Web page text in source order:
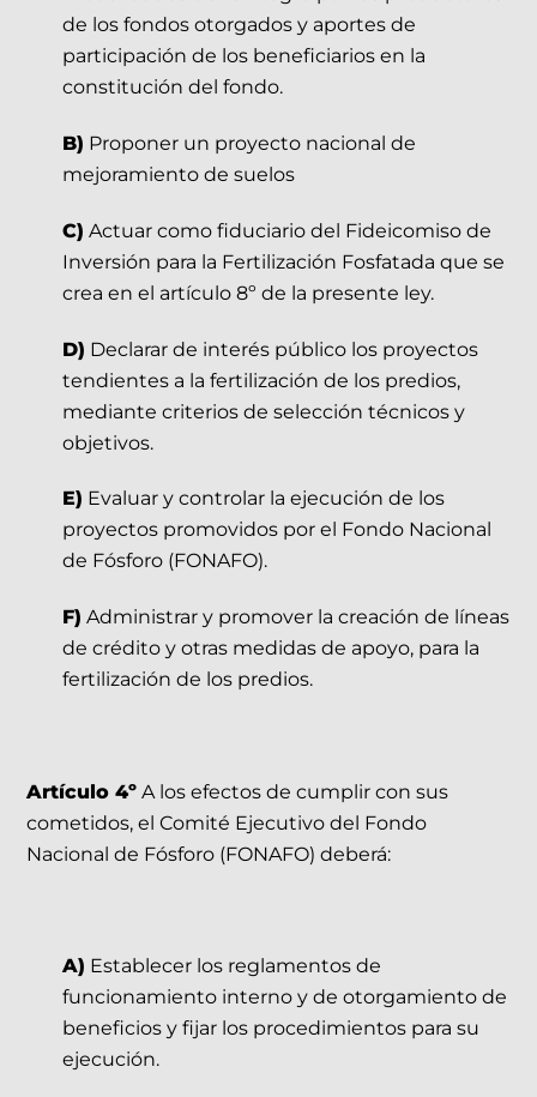
de los fondos otorgados y aportes de
participación de los beneficiarios en la
constitución del fondo.
B) Proponer un proyecto nacional de
mejoramiento de suelos
C) Actuar como fiduciario del Fideicomiso de
Inversión para la Fertilización Fosfatada que se
crea en el artículo 8º de la presente ley.
D) Declarar de interés público los proyectos
tendientes a la fertilización de los predios,
mediante criterios de selección técnicos y
objetivos.
E) Evaluar y controlar la ejecución de los
proyectos promovidos por el Fondo Nacional
de Fósforo (FONAFO).
F) Administrar y promover la creación de líneas
de crédito y otras medidas de apoyo, para la
fertilización de los predios.
Artículo 4º A los efectos de cumplir con sus
cometidos, el Comité Ejecutivo del Fondo
Nacional de Fósforo (FONAFO) deberá:
A) Establecer los reglamentos de
funcionamiento interno y de otorgamiento de
beneficios y fijar los procedimientos para su
ejecución.